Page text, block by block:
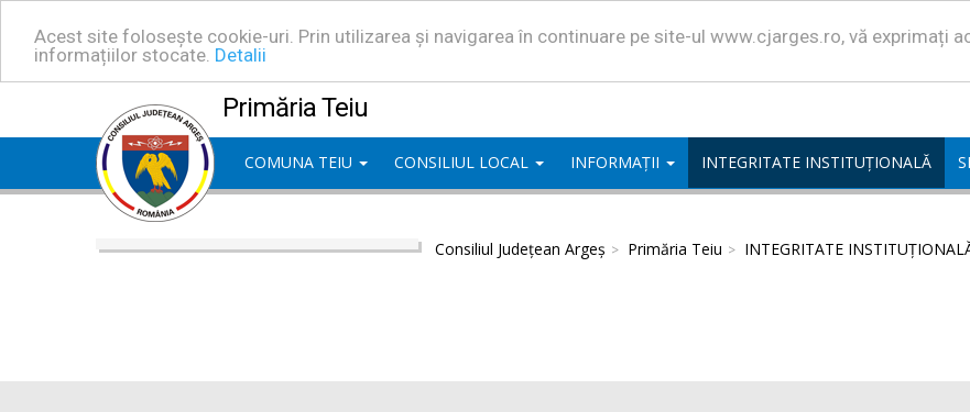
Acest site folosește cookie-uri. Prin utilizarea și navigarea în continuare pe site-ul www.cjarges.ro, vă exprimați
informațiilor stocate. Detalii
Primăria Teiu
COMUNA TEIU CONSILIUL LOCAL INFORMAȚII INTEGRITATE INSTITUȚIONALĂ
Consiliul Județean Argeș Primăria Teiu INTEGRITATE